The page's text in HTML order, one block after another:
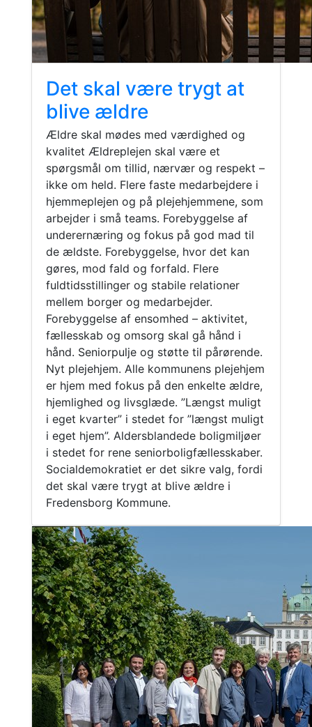
Det skal være trygt at
blive ældre
Ældre skal mødes med værdighed og
kvalitet Ældreplejen skal være et
spørgsmål om tillid, nærvær og respekt –
ikke om held. Flere faste medarbejdere i
hjemmeplejen og på plejehjemmene, som
arbejder i små teams. Forebyggelse af
underernæring og fokus på god mad til
de ældste. Forebyggelse, hvor det kan
gøres, mod fald og forfald. Flere
fuldtidsstillinger og stabile relationer
mellem borger og medarbejder.
Forebyggelse af ensomhed – aktivitet,
fællesskab og omsorg skal gå hånd i
hånd. Seniorpulje og støtte til pårørende.
Nyt plejehjem. Alle kommunens plejehjem
er hjem med fokus på den enkelte ældre,
hjemlighed og livsglæde. ”Længst muligt
i eget kvarter” i stedet for ”længst muligt
i eget hjem”. Aldersblandede boligmiljøer
i stedet for rene seniorboligfællesskaber.
Socialdemokratiet er det sikre valg, fordi
det skal være trygt at blive ældre i
Fredensborg Kommune.